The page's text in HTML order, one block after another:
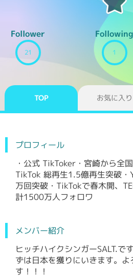
Follower
21
Following
1
TOP お気に入り
プロフィール
・公式 TikToker・宮崎から全
TikTok 総再生1.5億再生突破
万回突破・TikTokで春木開、
計1500万人フォロワ
メンバー紹介
ヒッチハイクシンガーSALT.で
ずは日本を獲りにいきます。よ
す！！！